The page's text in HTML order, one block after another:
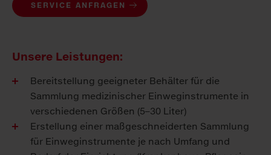
SERVICE ANFRAGEN
Unsere Leistungen:
Bereitstellung geeigneter Behälter für die
Sammlung medizinischer Ein­weg­ins­trumente in
verschiedenen Größen (5–30 Liter)
Erstellung einer maßgeschneiderten Sammlung
für Einweginstrumente je nach Umfang und